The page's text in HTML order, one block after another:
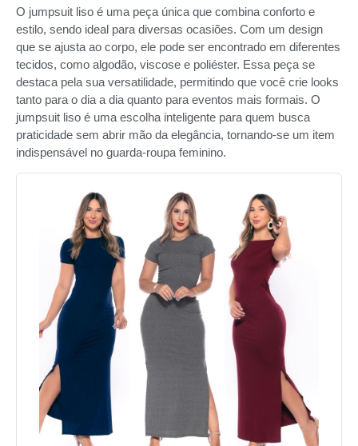
O jumpsuit liso é uma peça única que combina conforto e
estilo, sendo ideal para diversas ocasiões. Com um design
que se ajusta ao corpo, ele pode ser encontrado em diferentes
tecidos, como algodão, viscose e poliéster. Essa peça se
destaca pela sua versatilidade, permitindo que você crie looks
tanto para o dia a dia quanto para eventos mais formais. O
jumpsuit liso é uma escolha inteligente para quem busca
praticidade sem abrir mão da elegância, tornando-se um item
indispensável no guarda-roupa feminino.